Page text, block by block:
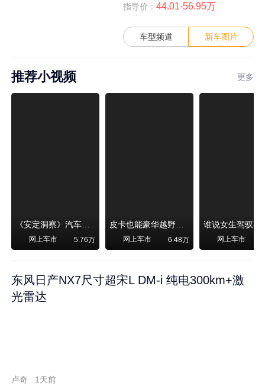
指导价： 44.01-56.95万
车型频道 新车图片
推荐小视频 更多
《安定洞察》汽车烧不烧油，和石油安全无关！
网上车市 5.76万
皮卡也能豪华越野！纵横F700上市，限时卖29.99万起
网上车市 6.48万 网上车市
东风日产NX7尺寸超宋L DM-i 纯电300km+激
光雷达
卢奇 1天前